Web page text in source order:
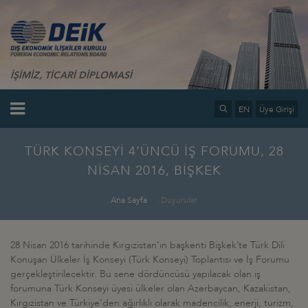
İŞİMİZ, TİCARİ DİPLOMASİ
EN Üye Girişi
TÜRK KONSEYİ 4’ÜNCÜ İŞ FORUMU, 28
NİSAN 2016, BİŞKEK
Ana Sayfa Duyurular
28 Nisan 2016 tarihinde Kırgızistan’ın başkenti Bişkek’te Türk Dili
Konuşan Ülkeler İş Konseyi (Türk Konseyi) Toplantısı ve İş Forumu
gerçekleştirilecektir. Bu sene dördüncüsü yapılacak olan iş
forumuna Türk Konseyi üyesi ülkeler olan Azerbaycan, Kazakistan,
Kırgızistan ve Türkiye’den ağırlıklı olarak madencilik, enerji, turizm,